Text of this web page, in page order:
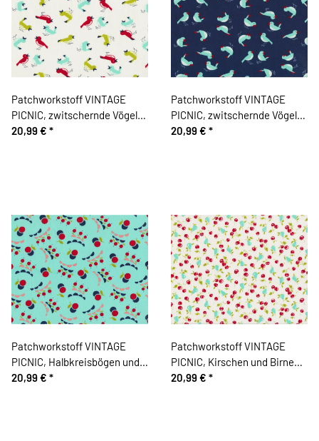
Patchworkstoff VINTAGE
PICNIC, zwitschernde Vögel,
wollweiß-rot-limette, Moda
20,99 € *
Patchworkstoff VINTAGE
PICNIC, zwitschernde Vögel,
gedecktes dunkelblau-helles
20,99 € *
Patchworkstoff VINTAGE
PICNIC, Halbkreisbögen und
Kugel-Kirschen, mintgrün-rot,
20,99 € *
Patchworkstoff VINTAGE
PICNIC, Kirschen und Birnen,
wollweiß-rot, Moda Fabrics
20,99 € *